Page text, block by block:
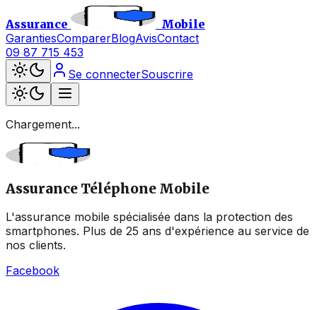
Assurance
Mobile
GarantiesComparerBlogAvisContact
09 87 715 453
Se connecterSouscrire
Chargement...
Assurance Téléphone Mobile
L'assurance mobile spécialisée dans la protection des
smartphones. Plus de 25 ans d'expérience au service de
nos clients.
Facebook